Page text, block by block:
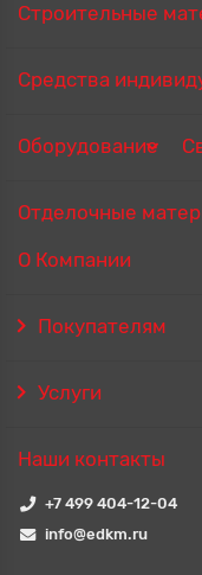
Строительные
Средства
Оборудование
Отделочные
О Компании
Покупателям
Услуги
Наши контакты
+7 499 404-12-04
info@edkm.ru